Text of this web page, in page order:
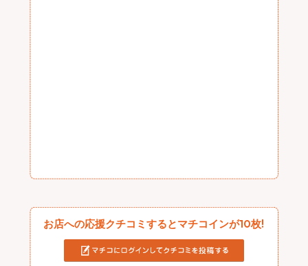
お店への応援クチコミするとマチコインが10枚!